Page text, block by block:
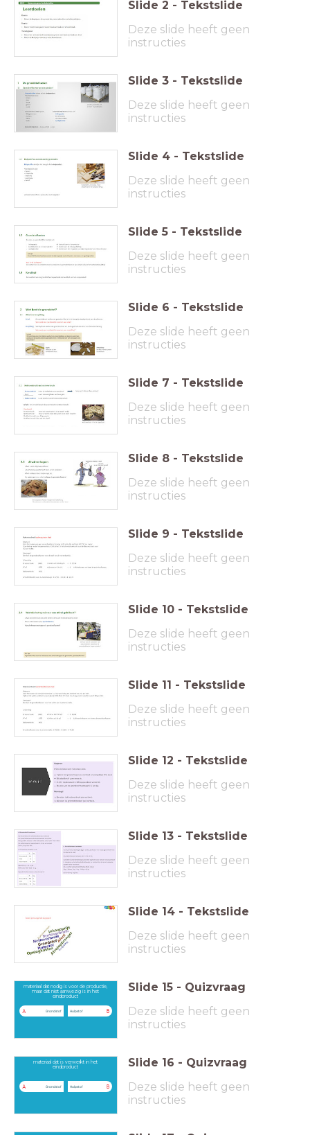
Slide 2 - Tekstslide
Deze slide heeft geen
instructies
Slide 3 - Tekstslide
Deze slide heeft geen
instructies
Slide 4 - Tekstslide
Deze slide heeft geen
instructies
Slide 5 - Tekstslide
Deze slide heeft geen
instructies
Slide 6 - Tekstslide
Deze slide heeft geen
instructies
Slide 7 - Tekstslide
Deze slide heeft geen
instructies
Slide 8 - Tekstslide
Deze slide heeft geen
instructies
Slide 9 - Tekstslide
Deze slide heeft geen
instructies
Slide 10 - Tekstslide
Deze slide heeft geen
instructies
Slide 11 - Tekstslide
Deze slide heeft geen
instructies
Slide 12 - Tekstslide
Deze slide heeft geen
instructies
Slide 13 - Tekstslide
Deze slide heeft geen
instructies
Slide 14 - Tekstslide
Deze slide heeft geen
instructies
materiaal dat nodig is voor de productie,
maar dat niet aanwezig is in het
eindproduct
A Grondstof B
Hulpstof
Slide 15 - Quizvraag
Deze slide heeft geen
instructies
materiaal dat is verwerkt in het
eindproduct
A Grondstof B
Hulpstof
Slide 16 - Quizvraag
Deze slide heeft geen
instructies